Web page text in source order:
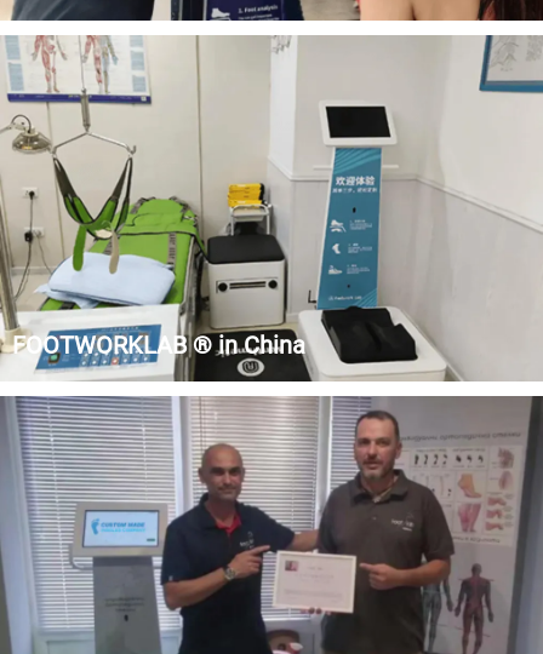
Foot Plus Podiatry is een Australische instelling die zich
specialiseert in de podologie.
FOOTWORKLAB ® in China
Pan's Sports Trauma Rehabilitation Physical Therapy Center is
een geïntegreerd sportrevalidatie- en fysiotherapiecentrum dat
zich specialiseert in de behandeling van sporttrauma's (acute en
chronische zachte weefselblessures, bot- en peesblessures),
inclusief de revalidatie van orthopedische patiënten na
operaties en het herstel van sportliefhebbers na oefeningen.